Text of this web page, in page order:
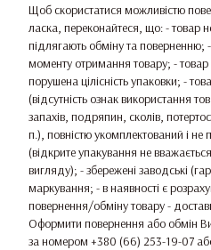
Щоб скористатися можливістю
ласка, переконайтеся, що: - товар
підлягають обміну та
моменту отримання товару; - товар
порушена цілісність упаковки; -
(відсутність ознак використання
запахів, подряпин, сколів,
п.), повністю укомплектований і не
(відкрите упакування не
вигляду); - збережені заводські
маркування; - в наявності є
повернення/обміну товару -
Оформити повернення або обмін
за номером +380 (66) 253-19-07